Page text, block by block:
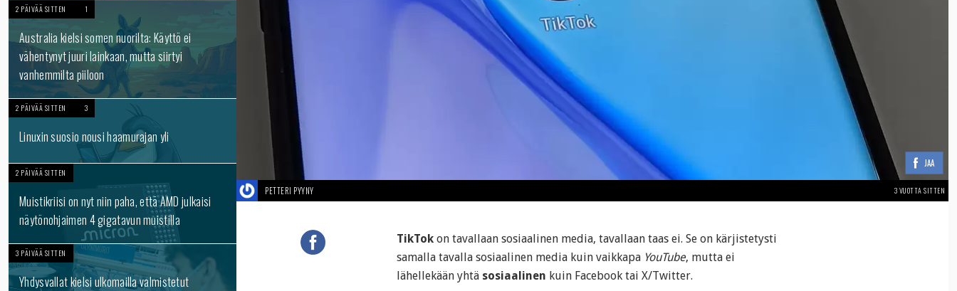
2 PÄIVÄÄ SITTEN 1
Australia kielsi somen nuorilta: Käyttö ei
vähentynyt juuri lainkaan, mutta siirtyi
vanhemmilta piiloon
2 PÄIVÄÄ SITTEN 3
Linuxin suosio nousi haamurajan yli
2 PÄIVÄÄ SITTEN
Muistikriisi on nyt niin paha, että AMD julkaisi
näytönohjaimen 4 gigatavun muistilla
3 PÄIVÄÄ SITTEN
Yhdysvallat kielsi ulkomailla valmistetut
JAA
PETTERI PYYNY 3 VUOTTA SITTEN
TikTok on tavallaan sosiaalinen media, tavallaan taas ei. Se on kärjistetysti
samalla tavalla sosiaalinen media kuin vaikkapa YouTube, mutta ei
lähellekään yhtä sosiaalinen kuin Facebook tai X/Twitter.